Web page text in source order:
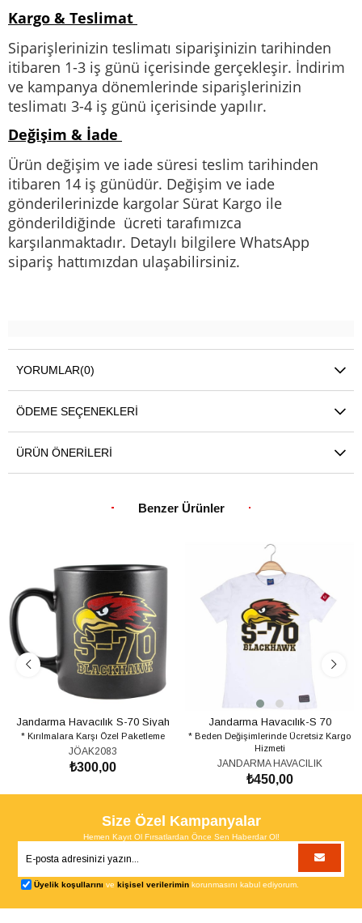
Kargo & Teslimat
Siparişlerinizin teslimatı siparişinizin tarihinden
itibaren 1-3 iş günü içerisinde gerçekleşir. İndirim
ve kampanya dönemlerinde siparişlerinizin
teslimatı 3-4 iş günü içerisinde yapılır.
Değişim & İade
Ürün değişim ve iade süresi teslim tarihinden
itibaren 14 iş günüdür. Değişim ve iade
gönderilerinizde kargolar Sürat Kargo ile
gönderildiğinde ücreti tarafımızca
karşılanmaktadır. Detaylı bilgilere WhatsApp
sipariş hattımızdan ulaşabilirsiniz.
YORUMLAR(0)
ÖDEME SEÇENEKLERI
ÜRÜN ÖNERILERI
Benzer Ürünler
Jandarma Havacılık S-70 Siyah
Mat Kupa Bardak
* Kırılmalara Karşı Özel Paketleme
JÖAK2083
₺300,00
Jandarma Havacılık-S 70
Blackhawk Tshirt - Beyaz
* Beden Değişimlerinde Ücretsiz Kargo
Hizmeti
JANDARMA HAVACILIK
₺450,00
SEPETE EKLE
Size Özel Kampanyalar
Hemen Kayıt Ol Fırsatlardan Önce Sen Haberdar Ol!
Üyelik koşullarını vekişisel verilerimin korunmasını kabul ediyorum.